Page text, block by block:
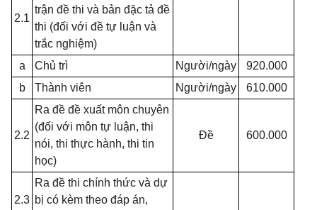
2.1
trận đề thi và bản đặc tả đề
thi (đối với đề tự luận và
trắc nghiệm)
a
Chủ trì Người/ngày
920.000
b
Thành viên Người/ngày 610.000
2.2
Ra đề đề xuất môn chuyên
(đối với môn tự luận, thi
nói, thi thực hành, thi tin
học)
Đề 600.000
2.3
Ra đề thi chính thức và dự
bị có kèm theo đáp án,